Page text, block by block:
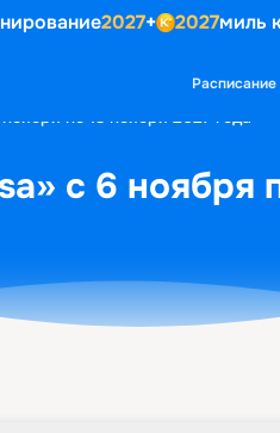
2027+ 2027миль
по 13 ноября 2027 года
с 6 ноября